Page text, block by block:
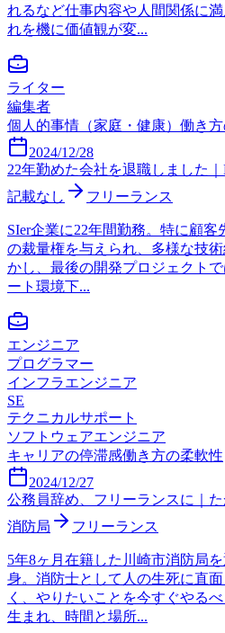
れるなど仕事内容や人間関係に
れを機に価値観が変...
ライター
編集者
個人的事情（家庭・健康） 働き
2024/12/28
22年勤めた会社を退職しました
記載なし
フリーランス
SIer企業に22年間勤務。特に顧
の裁量権を与えられ、多様な技
かし、最後の開発プロジェクト
ート環境下...
エンジニア
プログラマー
インフラエンジニア
SE
テクニカルサポート
ソフトウェアエンジニア
キャリアの停滞感働き方の柔軟性
2024/12/27
公務員辞め、フリーランスに｜
消防局
フリーランス
5年8ヶ月在籍した川崎市消防局
身。消防士として人の生死に直
く、やりたいことを今すぐやる
生まれ、時間と場所...